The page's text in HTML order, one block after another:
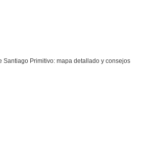
Santiago Primitivo: mapa detallado y consejos